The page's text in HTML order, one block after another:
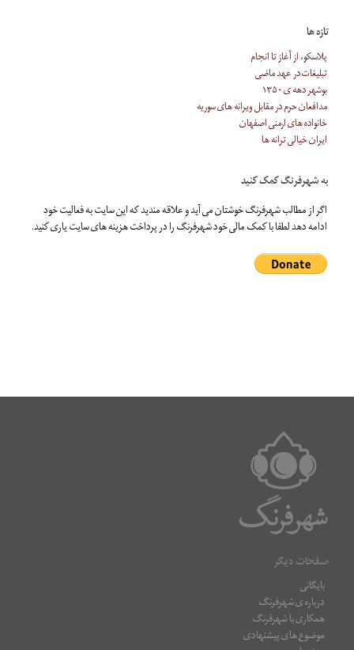
تازه ها
پلاسکو، از آغاز تا انجام
تبلیغات در عهد ماضی
بوشهر دهه ی ۱۳۵۰
مدافعان حرم در مقابل ویرانه های سوریه
خانواده های ارمنی اصفهان
ایران خیالی ترانه ها
به شهرفرنگ کمک کنید
اگر از مطالب شهرفرنگ خوشتان می آید و علاقه مندید که این سایت به فعالیت خود
ادامه دهد لطفا با کمک مالی خود شهرفرنگ را در پرداخت هزینه های سایت یاری کنید.
صفحات دیگر
بایگانی
درباره ی شهرفرنگ
همکاری با شهرفرنگ
موضوع های پیشنهادی